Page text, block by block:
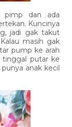
pimp dan ada
Kuncinya
jadi gak takut
masih gak
pump ke arah
tinggal putar ke
anak kecil